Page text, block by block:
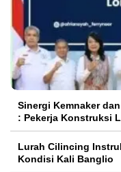
Sinergi Kemnaker
: Pekerja Konstruksi
Lurah Cilincing
Kondisi Kali Banglio